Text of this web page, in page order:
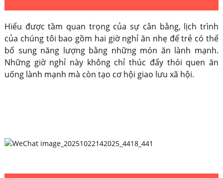
Hiểu được tầm quan trọng của sự cân bằng, lịch trình
của chúng tôi bao gồm hai giờ nghỉ ăn nhẹ để trẻ có thể
bổ sung năng lượng bằng những món ăn lành mạnh.
Những giờ nghỉ này không chỉ thúc đẩy thói quen ăn
uống lành mạnh mà còn tạo cơ hội giao lưu xã hội.